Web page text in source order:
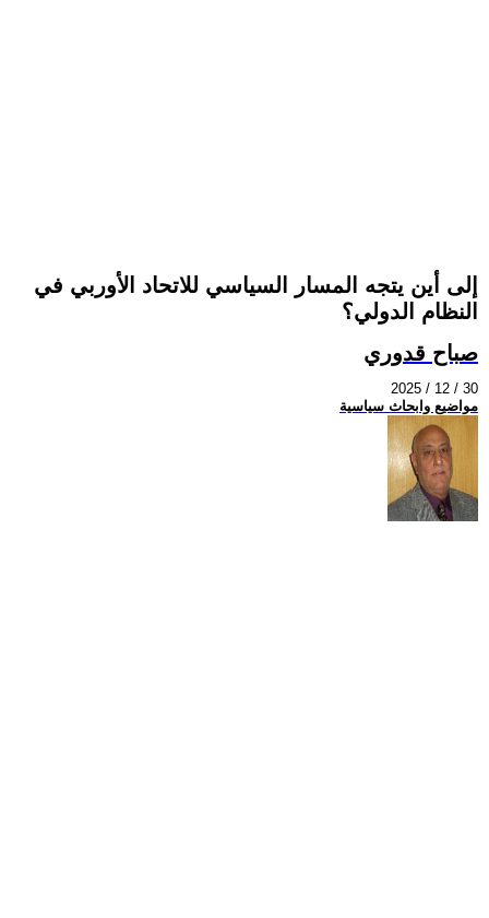
إلى أين يتجه المسار السياسي للاتحاد الأوربي في
النظام الدولي؟
صباح قدوري
2025 / 12 / 30
مواضيع وابحاث سياسية